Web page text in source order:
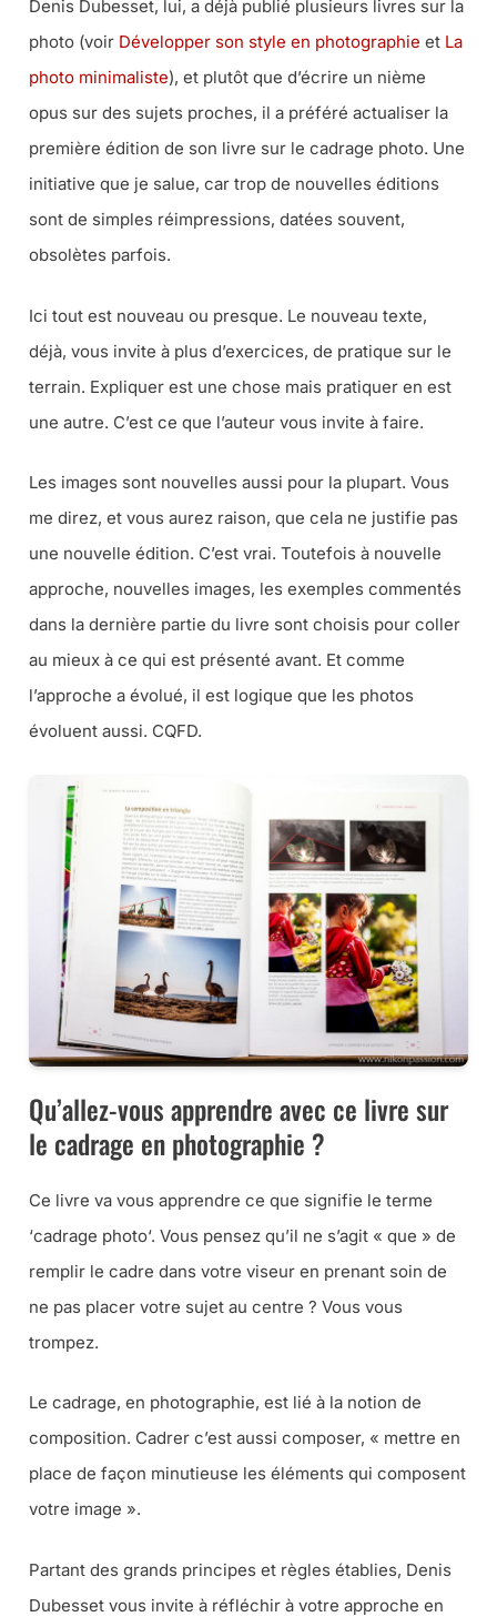
Denis Dubesset, lui, a déjà publié plusieurs livres sur la
photo (voir Développer son style en photographie et La
photo minimaliste), et plutôt que d’écrire un nième
opus sur des sujets proches, il a préféré actualiser la
première édition de son livre sur le cadrage photo. Une
initiative que je salue, car trop de nouvelles éditions
sont de simples réimpressions, datées souvent,
obsolètes parfois.
Ici tout est nouveau ou presque. Le nouveau texte,
déjà, vous invite à plus d’exercices, de pratique sur le
terrain. Expliquer est une chose mais pratiquer en est
une autre. C’est ce que l’auteur vous invite à faire.
Les images sont nouvelles aussi pour la plupart. Vous
me direz, et vous aurez raison, que cela ne justifie pas
une nouvelle édition. C’est vrai. Toutefois à nouvelle
approche, nouvelles images, les exemples commentés
dans la dernière partie du livre sont choisis pour coller
au mieux à ce qui est présenté avant. Et comme
l’approche a évolué, il est logique que les photos
évoluent aussi. CQFD.
Qu’allez-vous apprendre avec ce livre sur
le cadrage en photographie ?
Ce livre va vous apprendre ce que signifie le terme
‘cadrage photo‘. Vous pensez qu’il ne s’agit « que » de
remplir le cadre dans votre viseur en prenant soin de
ne pas placer votre sujet au centre ? Vous vous
trompez.
Le cadrage, en photographie, est lié à la notion de
composition. Cadrer c’est aussi composer, « mettre en
place de façon minutieuse les éléments qui composent
votre image ».
Partant des grands principes et règles établies, Denis
Dubesset vous invite à réfléchir à votre approche en